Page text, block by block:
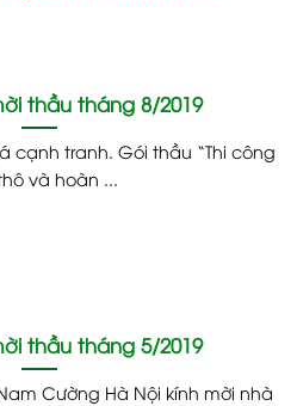
thầu tháng 8/2019
cạnh tranh. Gói thầu “Thi công
và hoàn ...
thầu tháng 5/2019
Cường Hà Nội kính mời nhà